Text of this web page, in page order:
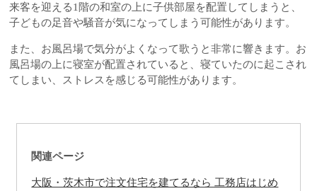
来客を迎える1階の和室の上に子供部屋を配置してしまうと、
子どもの足音や騒音が気になってしまう可能性があります。
また、お風呂場で気分がよくなって歌うと非常に響きます。お
風呂場の上に寝室が配置されていると、寝ていたのに起こされ
てしまい、ストレスを感じる可能性があります。
関連ページ
大阪・茨木市で注文住宅を建てるなら 工務店はじめ